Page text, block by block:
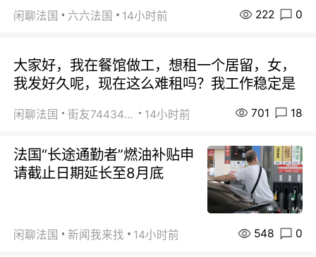
闲聊法国 六六法国 14小时前 222 0
大家好，我在餐馆做工，想租一个居留，女，
我发好久呢，现在这么难租吗？我工作稳定是
闲聊法国 街友74434350 14小时前 701 18
法国“长途通勤者”燃油补贴申
请截止日期延长至8月底
闲聊法国 新闻我来找 14小时前 548 0